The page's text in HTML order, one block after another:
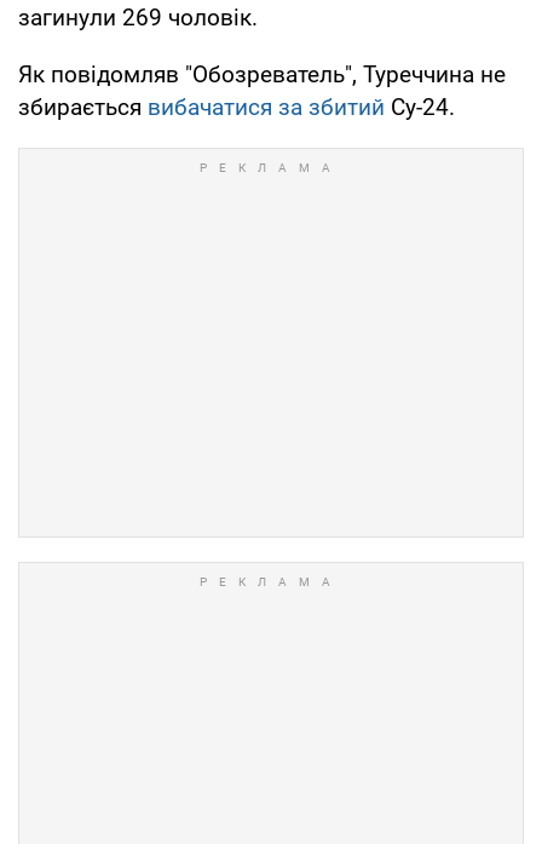
загинули 269 чоловік.
Як повідомляв "Обозреватель", Туреччина не
збирається вибачатися за збитий Су-24.